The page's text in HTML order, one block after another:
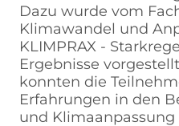
Dazu wurde vom
Klimawandel und
KLIMPRAX -
Ergebnisse
konnten die
Erfahrungen in den
und Klimaanpassung